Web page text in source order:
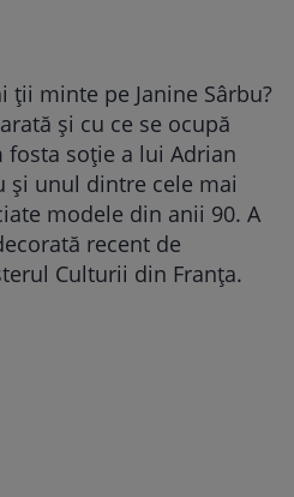
ții minte pe Janine Sârbu?
și cu ce se ocupă
fosta soție a lui Adrian
și unul dintre cele mai
modele din anii 90. A
recent de
Culturii din Franța.